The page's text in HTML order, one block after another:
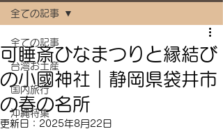
全ての記事
台湾お土産
国内旅行
沖縄特集
全ての記事
可睡斎ひなまつりと縁結び
の小國神社｜静岡県袋井市
の春の名所
更新日： 2025年8月22日